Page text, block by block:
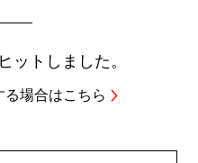
ットしました。
場合はこちら